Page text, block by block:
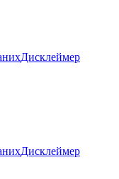
Дисклеймер
Дисклеймер